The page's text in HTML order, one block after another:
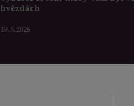
hvězdách
19.5.2026